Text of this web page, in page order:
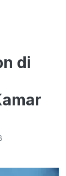
di